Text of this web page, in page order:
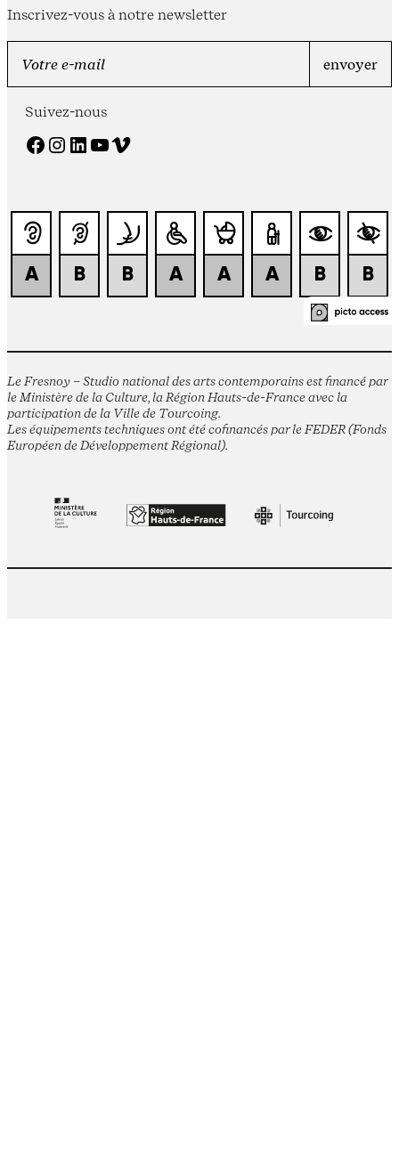
Inscrivez-vous à notre newsletter
Suivez-nous
Facebook Instagram LinkedIn YouTube Vimeo
Le Fresnoy – Studio national des arts contemporains est financé par
le Ministère de la Culture, la Région Hauts-de-France avec la
participation de la Ville de Tourcoing.
Les équipements techniques ont été cofinancés par le FEDER (Fonds
Européen de Développement Régional).